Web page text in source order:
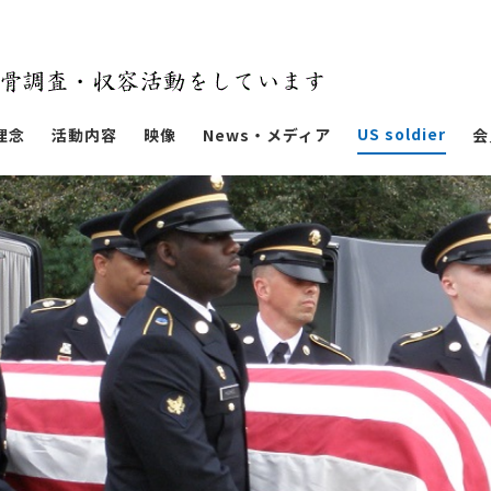
念 活動内容 映像 News・メディア US soldier